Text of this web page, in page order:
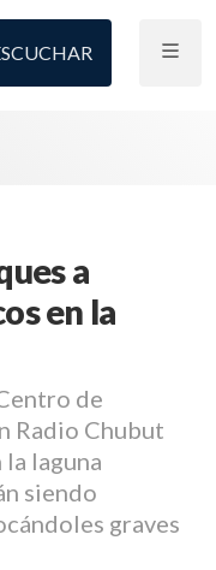
a
en la
de
Radio Chubut
laguna
siendo
graves